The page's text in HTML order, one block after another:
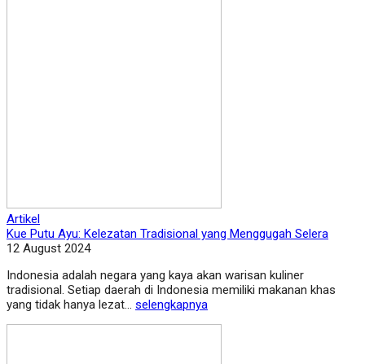
Artikel
Kue Putu Ayu: Kelezatan Tradisional yang Menggugah Selera
12 August 2024
Indonesia adalah negara yang kaya akan warisan kuliner
tradisional. Setiap daerah di Indonesia memiliki makanan khas
yang tidak hanya lezat... selengkapnya